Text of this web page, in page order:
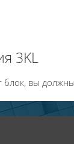
3KL
блок, вы